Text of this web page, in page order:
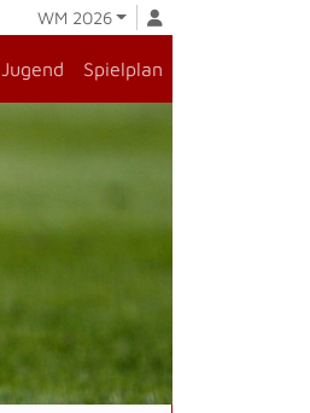
WM 2026
Jugend Spielplan